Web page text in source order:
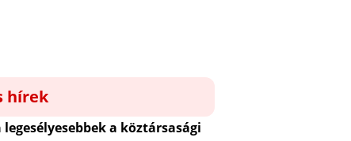
hírek
legesélyesebbek a köztársasági